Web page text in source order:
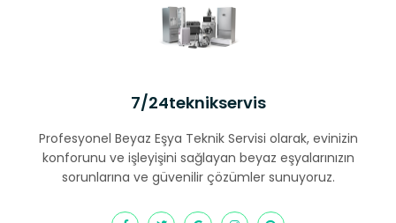
7/24teknikservis
Profesyonel Beyaz Eşya Teknik Servisi olarak, evinizin
konforunu ve işleyişini sağlayan beyaz eşyalarınızın
sorunlarına ve güvenilir çözümler sunuyoruz.